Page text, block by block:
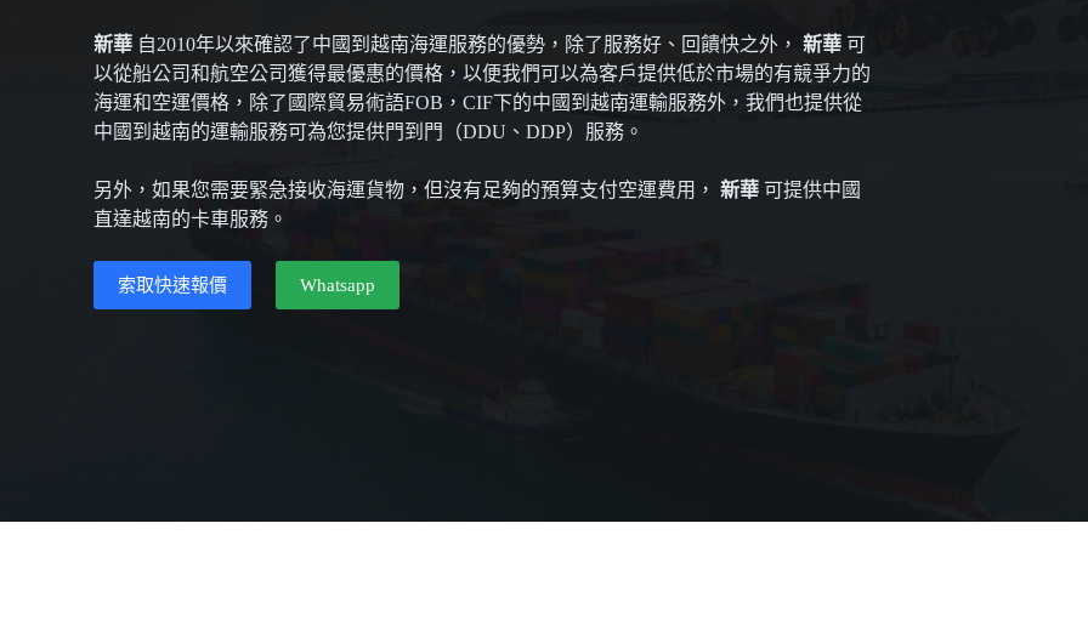
新華 自2010年以來確認了中國到越南海運服務的優勢，除了服務好、回饋快之外，新華 可
以從船公司和航空公司獲得最優惠的價格，以便我們可以為客戶提供低於市場的有競爭力的
海運和空運價格，除了國際貿易術語FOB，CIF下的中國到越南運輸服務外，我們也提供從
中國到越南的運輸服務可為您提供門到門（DDU、DDP）服務。
另外，如果您需要緊急接收海運貨物，但沒有足夠的預算支付空運費用，新華 可提供中國
直達越南的卡車服務。
索取快速報價 Whatsapp